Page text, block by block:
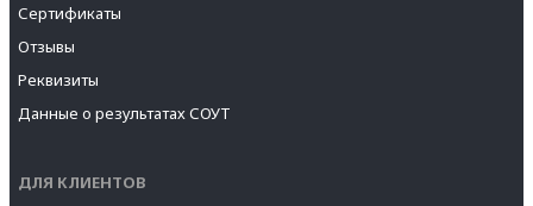
Сертификаты
Отзывы
Реквизиты
Данные о результатах СОУТ
ДЛЯ КЛИЕНТОВ